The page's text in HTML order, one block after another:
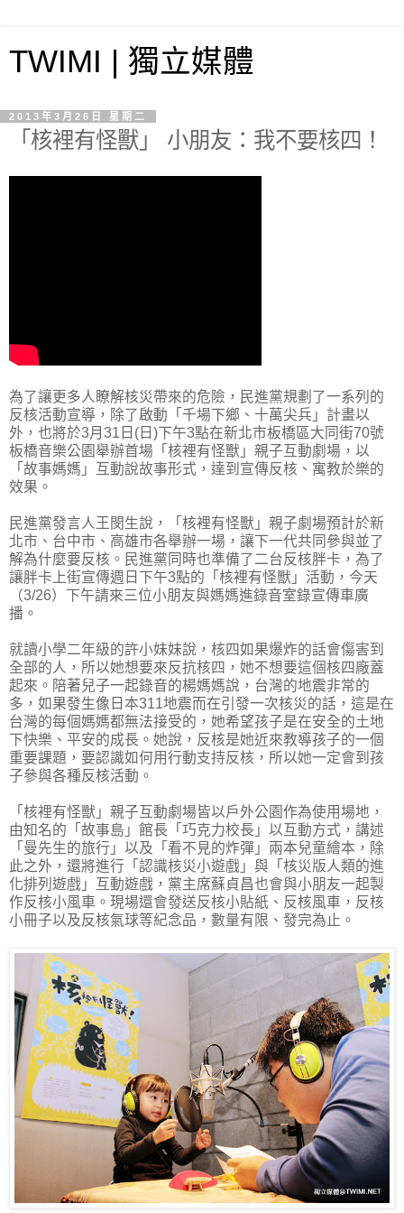
TWIMI | 獨立媒體
2013年3月26日 星期二
「核裡有怪獸」 小朋友：我不要核四！
為了讓更多人瞭解核災帶來的危險，民進黨規劃了一系列的
反核活動宣導，除了啟動「千場下鄉、十萬尖兵」計畫以
外，也將於3月31日(日)下午3點在新北市板橋區大同街70號
板橋音樂公園舉辦首場「核裡有怪獸」親子互動劇場，以
「故事媽媽」互動說故事形式，達到宣傳反核、寓教於樂的
效果。
民進黨發言人王閔生說，「核裡有怪獸」親子劇場預計於新
北市、台中市、高雄市各舉辦一場，讓下一代共同參與並了
解為什麼要反核。民進黨同時也準備了二台反核胖卡，為了
讓胖卡上街宣傳週日下午3點的「核裡有怪獸」活動，今天
（3/26）下午請來三位小朋友與媽媽進錄音室錄宣傳車廣
播。
就讀小學二年級的許小妹妹說，核四如果爆炸的話會傷害到
全部的人，所以她想要來反抗核四，她不想要這個核四廠蓋
起來。陪著兒子一起錄音的楊媽媽說，台灣的地震非常的
多，如果發生像日本311地震而在引發一次核災的話，這是在
台灣的每個媽媽都無法接受的，她希望孩子是在安全的土地
下快樂、平安的成長。她說，反核是她近來教導孩子的一個
重要課題，要認識如何用行動支持反核，所以她一定會到孩
子參與各種反核活動。
「核裡有怪獸」親子互動劇場皆以戶外公園作為使用場地，
由知名的「故事島」館長「巧克力校長」以互動方式，講述
「曼先生的旅行」以及「看不見的炸彈」兩本兒童繪本，除
此之外，還將進行「認識核災小遊戲」與「核災版人類的進
化排列遊戲」互動遊戲，黨主席蘇貞昌也會與小朋友一起製
作反核小風車。現場還會發送反核小貼紙、反核風車，反核
小冊子以及反核氣球等紀念品，數量有限、發完為止。